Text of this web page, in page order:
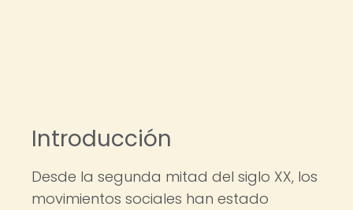
Introducción
Desde la segunda mitad del siglo XX, los
movimientos sociales han estado